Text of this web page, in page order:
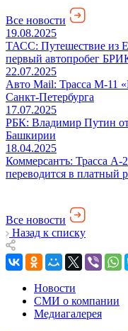
Все новости
19.08.2025
ТАСС: Путешествие из
первый автопробег
22.07.2025
Авто Mail: Трасса М-11
Санкт-Петербурга
17.07.2025
РБК: Владимир Путин
Башкирии
18.04.2025
Коммерсантъ: Трасса А-
переводится в платный
Все новости
Назад к списку
Новости
СМИ о компании
Медиагалерея